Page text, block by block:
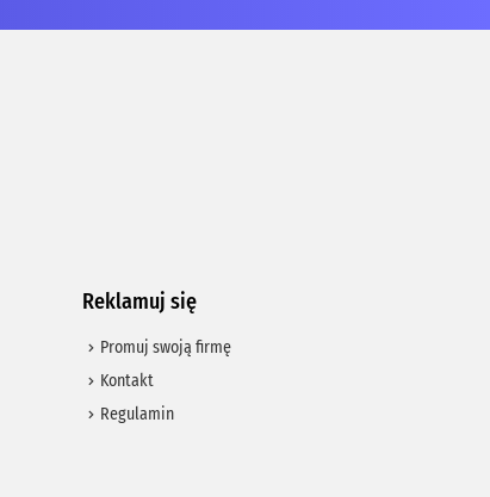
Reklamuj się
Promuj swoją firmę
Kontakt
Regulamin